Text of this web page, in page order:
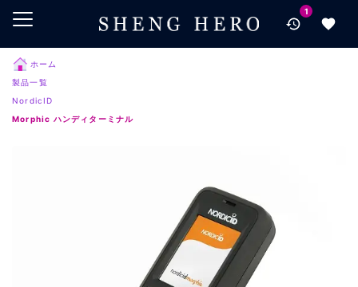
メインコンテンツにスキップ
検索にスキップ
フッターにスキップ
1
ホーム
製品一覧
NordicID
Morphic ハンディターミナル